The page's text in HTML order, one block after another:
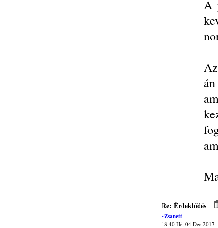
A
Re: Érdeklődés
~Zsanett
18:40 Hé, 04 Dec 2017